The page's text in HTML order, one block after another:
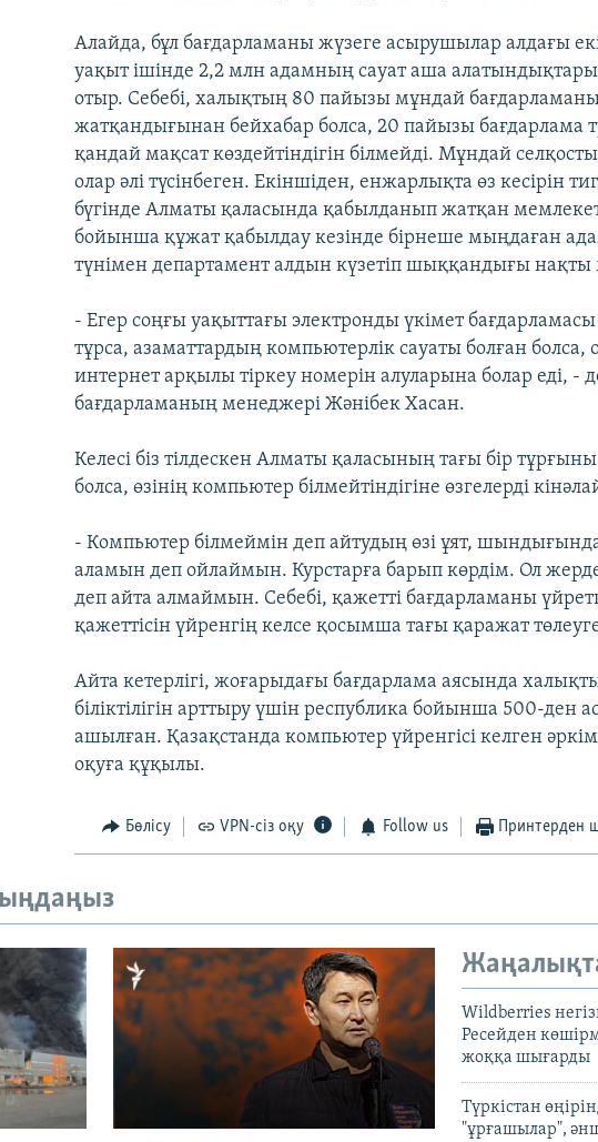
Алайда, бұл бағдарламаны жүзеге асырушылар алдағы
уақыт ішінде 2,2 млн адамның сауат аша
отыр. Себебі, халықтың 80 пайызы мұндай
жатқандығынан бейхабар болса, 20 пайызы бағдарлама
қандай мақсат көздейтіндігін білмейді. Мұндай
олар әлі түсінбеген. Екіншіден, енжарлықта өз кесірін
бүгінде Алматы қаласында қабылданып жатқан
бойынша құжат қабылдау кезінде бірнеше мыңдаған
түнімен департамент алдын күзетіп шыққандығы нақты
- Егер соңғы уақыттағы электронды үкімет
тұрса, азаматтардың компьютерлік сауаты болған
интернет арқылы тіркеу номерін алуларына болар еді, -
бағдарламаның менеджері Жәнібек Хасан.
Келесі біз тілдескен Алматы қаласының тағы бір
болса, өзінің компьютер білмейтіндігіне өзгелерді
- Компьютер білмеймін деп айтудың өзі ұят,
аламын деп ойлаймын. Курстарға барып көрдім. Ол
деп айта алмаймын. Себебі, қажетті бағдарламаны
қажеттісін үйренгің келсе қосымша тағы қаражат
Айта кетерлігі, жоғарыдағы бағдарлама аясында
біліктілігін арттыру үшін республика бойынша 500-ден
ашылған. Қазақстанда компьютер үйренгісі келген әркім
оқуға құқылы.
Бөлісу VPN-сіз оқу Follow us Принтерден
Wildberries
Ресейден
жоққа шығарды
Түркістан
"ұрғашылар",